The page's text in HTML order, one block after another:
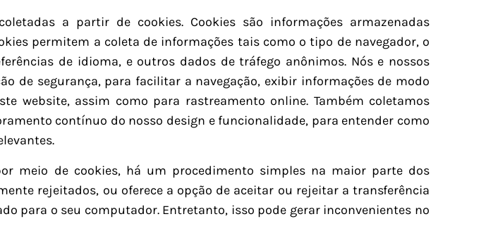
a partir de cookies. Cookies são informações armazenadas
permitem a coleta de informações tais como o tipo de navegador, o
de idioma, e outros dados de tráfego anônimos. Nós e nossos
de segurança, para facilitar a navegação, exibir informações de modo
website, assim como para rastreamento online. Também coletamos
contínuo do nosso design e funcionalidade, para entender como
meio de cookies, há um procedimento simples na maior parte dos
rejeitados, ou oferece a opção de aceitar ou rejeitar a transferência
para o seu computador. Entretanto, isso pode gerar inconvenientes no